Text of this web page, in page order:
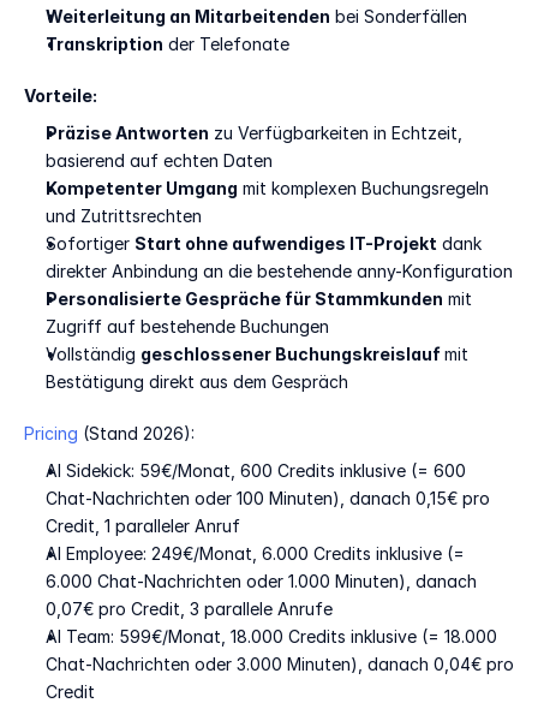
Weiterleitung an Mitarbeitenden bei Sonderfällen
Transkription der Telefonate
Vorteile:
Präzise Antworten zu Verfügbarkeiten in Echtzeit,
basierend auf echten Daten
Kompetenter Umgang mit komplexen Buchungsregeln
und Zutrittsrechten
Sofortiger Start ohne aufwendiges IT-Projekt dank
direkter Anbindung an die bestehende anny-Konfiguration
Personalisierte Gespräche für Stammkunden mit
Zugriff auf bestehende Buchungen
Vollständig geschlossener Buchungskreislauf mit
Bestätigung direkt aus dem Gespräch
Pricing (Stand 2026):
AI Sidekick: 59€/Monat, 600 Credits inklusive (= 600
Chat-Nachrichten oder 100 Minuten), danach 0,15€ pro
Credit, 1 paralleler Anruf
AI Employee: 249€/Monat, 6.000 Credits inklusive (=
6.000 Chat-Nachrichten oder 1.000 Minuten), danach
0,07€ pro Credit, 3 parallele Anrufe
AI Team: 599€/Monat, 18.000 Credits inklusive (= 18.000
Chat-Nachrichten oder 3.000 Minuten), danach 0,04€ pro
Credit